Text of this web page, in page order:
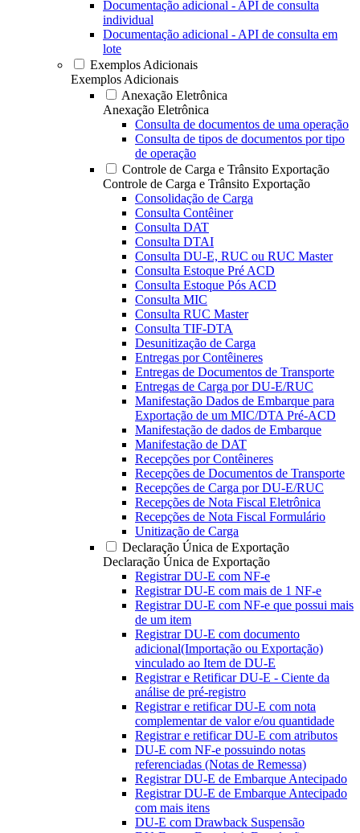
Documentação adicional - API de consulta
individual
Documentação adicional - API de consulta em
lote
Exemplos Adicionais
Exemplos Adicionais
Anexação Eletrônica
Anexação Eletrônica
Consulta de documentos de uma operação
Consulta de tipos de documentos por tipo
de operação
Controle de Carga e Trânsito Exportação
Controle de Carga e Trânsito Exportação
Consolidação de Carga
Consulta Contêiner
Consulta DAT
Consulta DTAI
Consulta DU-E, RUC ou RUC Master
Consulta Estoque Pré ACD
Consulta Estoque Pós ACD
Consulta MIC
Consulta RUC Master
Consulta TIF-DTA
Desunitização de Carga
Entregas por Contêineres
Entregas de Documentos de Transporte
Entregas de Carga por DU-E/RUC
Manifestação Dados de Embarque para
Exportação de um MIC/DTA Pré-ACD
Manifestação de dados de Embarque
Manifestação de DAT
Recepções por Contêineres
Recepções de Documentos de Transporte
Recepções de Carga por DU-E/RUC
Recepções de Nota Fiscal Eletrônica
Recepções de Nota Fiscal Formulário
Unitização de Carga
Declaração Única de Exportação
Declaração Única de Exportação
Registrar DU-E com NF-e
Registrar DU-E com mais de 1 NF-e
Registrar DU-E com NF-e que possui mais
de um item
Registrar DU-E com documento
adicional(Importação ou Exportação)
vinculado ao Item de DU-E
Registrar e Retificar DU-E - Ciente da
análise de pré-registro
Registrar e retificar DU-E com nota
complementar de valor e/ou quantidade
Registrar e retificar DU-E com atributos
DU-E com NF-e possuindo notas
referenciadas (Notas de Remessa)
Registrar DU-E de Embarque Antecipado
Registrar DU-E de Embarque Antecipado
com mais itens
DU-E com Drawback Suspensão